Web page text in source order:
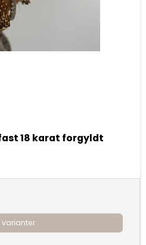
18 karat forgyldt
varianter